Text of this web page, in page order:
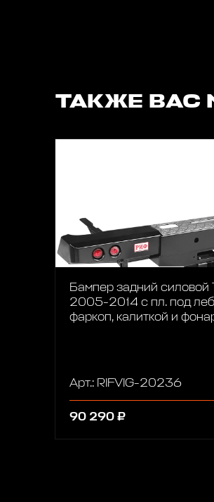
ТАКЖЕ ВАС
Бампер задний силовой
2005-2014 с пл. под
фаркоп, калиткой и
Арт.: RIFVIG-20236
90 290 ₽